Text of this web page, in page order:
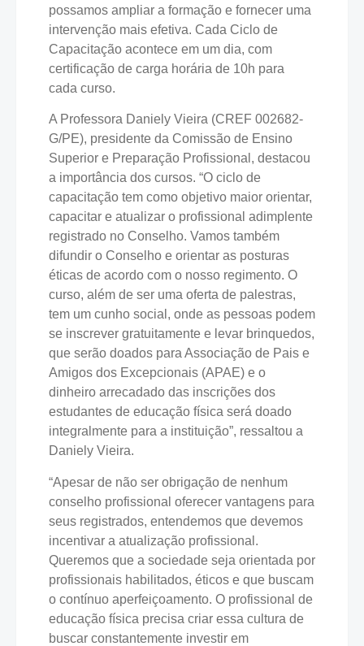
possamos ampliar a formação e fornecer uma
intervenção mais efetiva. Cada Ciclo de
Capacitação acontece em um dia, com
certificação de carga horária de 10h para
cada curso.
A Professora Daniely Vieira (CREF 002682-
G/PE), presidente da Comissão de Ensino
Superior e Preparação Profissional, destacou
a importância dos cursos. “O ciclo de
capacitação tem como objetivo maior orientar,
capacitar e atualizar o profissional adimplente
registrado no Conselho. Vamos também
difundir o Conselho e orientar as posturas
éticas de acordo com o nosso regimento. O
curso, além de ser uma oferta de palestras,
tem um cunho social, onde as pessoas podem
se inscrever gratuitamente e levar brinquedos,
que serão doados para Associação de Pais e
Amigos dos Excepcionais (APAE) e o
dinheiro arrecadado das inscrições dos
estudantes de educação física será doado
integralmente para a instituição”, ressaltou a
Daniely Vieira.
“Apesar de não ser obrigação de nenhum
conselho profissional oferecer vantagens para
seus registrados, entendemos que devemos
incentivar a atualização profissional.
Queremos que a sociedade seja orientada por
profissionais habilitados, éticos e que buscam
o contínuo aperfeiçoamento. O profissional de
educação física precisa criar essa cultura de
buscar constantemente investir em